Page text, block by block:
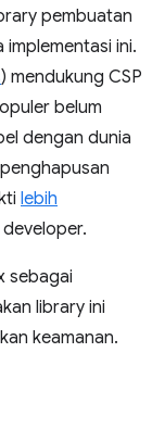
pembuatan
ini.
) mendukung CSP
belum
dengan dunia
lebih
sebagai
library ini
keamanan.